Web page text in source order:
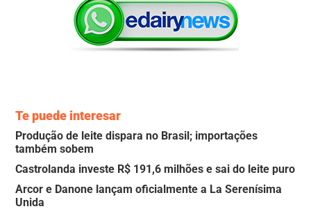
Te puede interesar
Produção de leite dispara no Brasil; importações
também sobem
Castrolanda investe R$ 191,6 milhões e sai do leite puro
Arcor e Danone lançam oficialmente a La Serenísima
Unida